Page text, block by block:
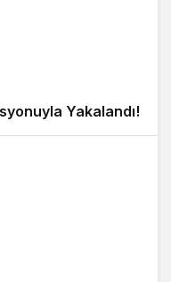
Yakalandı!